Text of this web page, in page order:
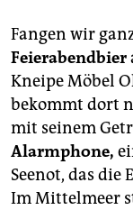
Fangen wir
Feierabendbier
Kneipe Möbel
bekommt dort
mit seinem
Alarmphone,
Seenot, das die
Im Mittelmeer